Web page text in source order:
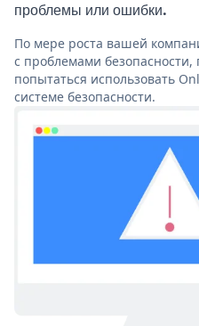
проблемы или ошибки.
По мере роста вашей
с проблемами безопасности,
попытаться использовать
системе безопасности.